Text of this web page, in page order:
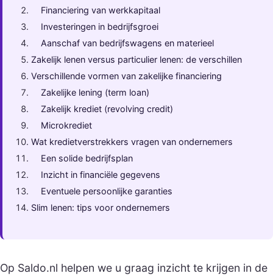
Financiering van werkkapitaal
Investeringen in bedrijfsgroei
Aanschaf van bedrijfswagens en materieel
Zakelijk lenen versus particulier lenen: de verschillen
Verschillende vormen van zakelijke financiering
Zakelijke lening (term loan)
Zakelijk krediet (revolving credit)
Microkrediet
Wat kredietverstrekkers vragen van ondernemers
Een solide bedrijfsplan
Inzicht in financiële gegevens
Eventuele persoonlijke garanties
Slim lenen: tips voor ondernemers
Op Saldo.nl helpen we u graag inzicht te krijgen in de